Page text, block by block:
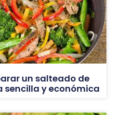
un salteado de
sencilla y económica